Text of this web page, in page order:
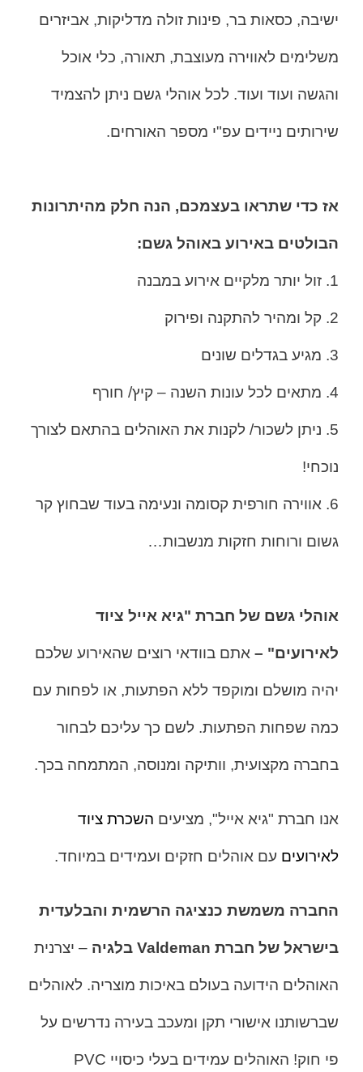
ישיבה, כסאות בר, פינות זולה מדליקות, אביזרים
משלימים לאווירה מעוצבת, תאורה, כלי אוכל
והגשה ועוד ועוד. לכל אוהלי גשם ניתן להצמיד
שירותים ניידים עפ"י מספר האורחים.
אז כדי שתראו בעצמכם, הנה חלק מהיתרונות
הבולטים באירוע באוהל גשם:
1. זול יותר מלקיים אירוע במבנה
2. קל ומהיר להתקנה ופירוק
3. מגיע בגדלים שונים
4. מתאים לכל עונות השנה – קיץ/ חורף
5. ניתן לשכור/ לקנות את האוהלים בהתאם לצורך
נוכחי!
6. אווירה חורפית קסומה ונעימה בעוד שבחוץ קר
גשום ורוחות חזקות מנשבות…
אוהלי גשם של חברת "גיא אייל ציוד
לאירועים" – אתם בוודאי רוצים שהאירוע שלכם
יהיה מושלם ומוקפד ללא הפתעות, או לפחות עם
כמה שפחות הפתעות. לשם כך עליכם לבחור
בחברה מקצועית, וותיקה ומנוסה, המתמחה בכך.
אנו חברת "גיא אייל", מציעים השכרת ציוד
לאירועים עם אוהלים חזקים ועמידים במיוחד.
החברה משמשת כנציגה הרשמית והבלעדית
בישראל של חברת Valdeman בלגיה – יצרנית
האוהלים הידועה בעולם באיכות מוצריה. לאוהלים
שברשותנו אישורי תקן ומעכב בעירה נדרשים על
פי חוק! ה אוהלים עמידים בעלי כיסויי PVC